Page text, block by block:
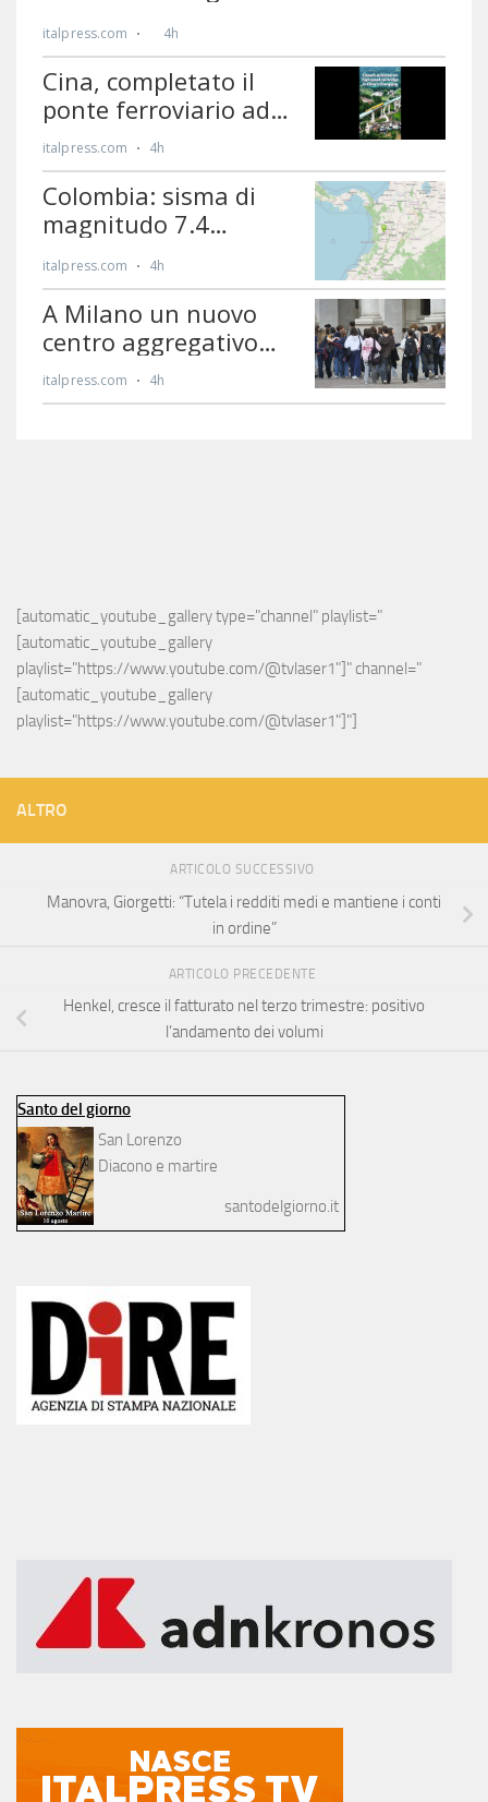
[automatic_youtube_gallery type="channel" playlist="
[automatic_youtube_gallery
playlist="https://www.youtube.com/@tvlaser1"]" channel="
[automatic_youtube_gallery
playlist="https://www.youtube.com/@tvlaser1"]"]
ALTRO
ARTICOLO SUCCESSIVO
Manovra, Giorgetti: “Tutela i redditi medi e mantiene i conti
in ordine”
ARTICOLO PRECEDENTE
Henkel, cresce il fatturato nel terzo trimestre: positivo
l’andamento dei volumi
Santo del giorno
San Lorenzo
Diacono e martire
santodelgiorno.it